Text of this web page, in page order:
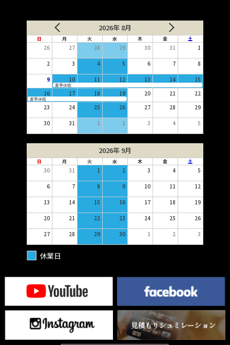
2026年 8月
日 月 火 水 木 金 土
26 27 28 29 30 31 1
2 3 4 5 6 7 8
9 10 11 12 13 14 15
夏季休暇
16 17 18 19 20 21 22
夏季休暇
23 24 25 26 27 28 29
30 31 1 2 3 4 5
2026年 9月
日 月 火 水 木 金 土
30 31 1 2 3 4 5
6 7 8 9 10 11 12
13 14 15 16 17 18 19
20 21 22 23 24 25 26
27 28 29 30 1 2 3
休業日